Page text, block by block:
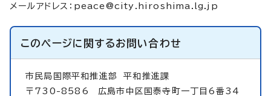
メールアドレス： peace@city.hiroshima.lg.jp
このページに関するお問い合わせ
市民局国際平和推進部平和推進課
〒730-8586 広島市中区国泰寺町一丁目6番34